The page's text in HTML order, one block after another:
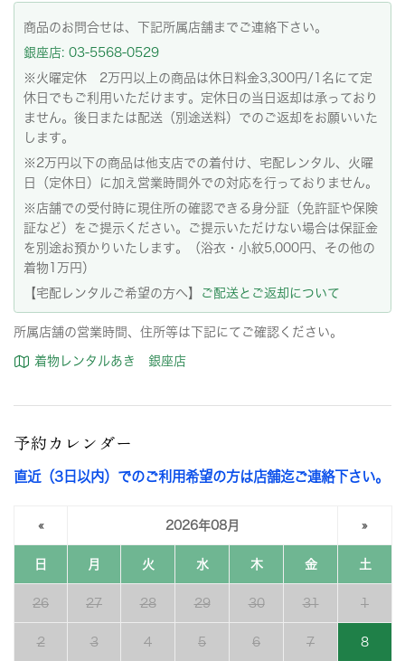
商品のお問合せは、下記所属店舗までご連絡下さい。
銀座店: 03-5568-0529
※火曜定休 2万円以上の商品は休日料金3,300円/1名にて定
休日でもご利用いただけます。定休日の当日返却は承っており
ません。後日または配送（別途送料）でのご返却をお願いいた
します。
※2万円以下の商品は他支店での着付け、宅配レンタル、火曜
日（定休日）に加え営業時間外での対応を行っておりません。
※店舗での受付時に現住所の確認できる身分証（免許証や保険
証など）をご提示ください。ご提示いただけない場合は保証金
を別途お預かりいたします。（浴衣・小紋5,000円、その他の
着物1万円）
【宅配レンタルご希望の方へ】
ご配送とご返却について
所属店舗の営業時間、住所等は下記にてご確認ください。
着物レンタルあき 銀座店
予約カレンダー
直近（3日以内）でのご利用希望の方は店舗迄ご連絡下さい。
« 2026年08月 »
日 月 火 水 木 金 土
26 27 28 29 30 31 1
2 3 4 5 6 7 8